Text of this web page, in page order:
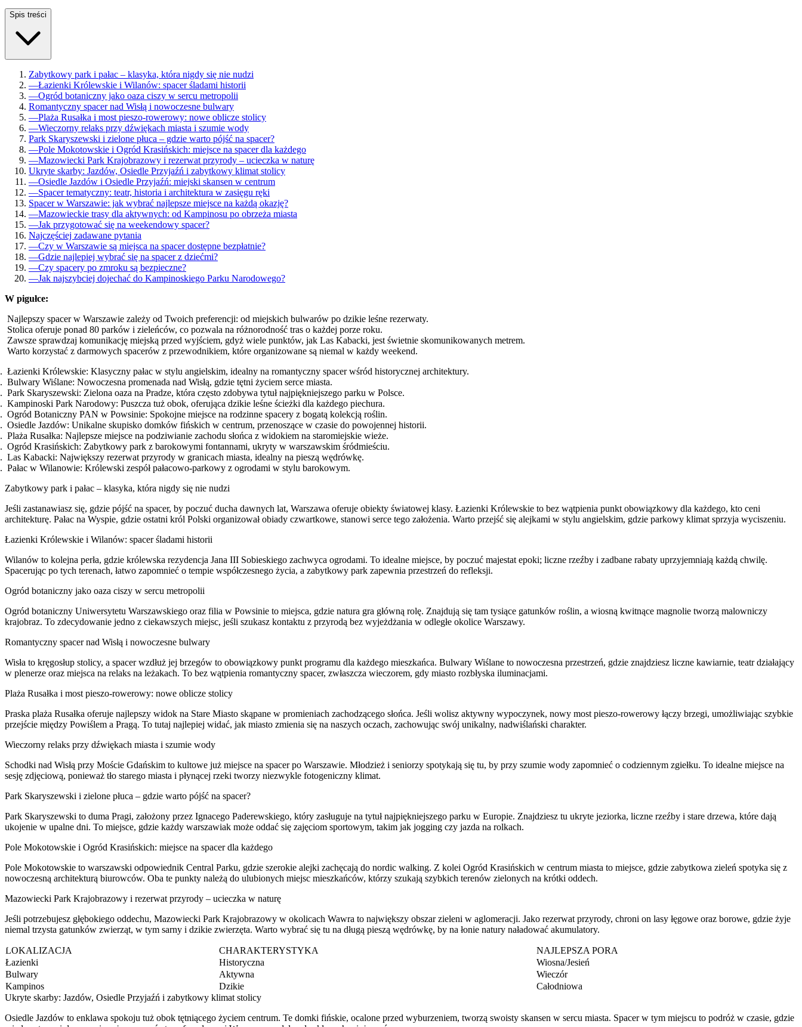
Spis treści
Zabytkowy park i pałac – klasyka, która nigdy się nie nudzi
—Łazienki Królewskie i Wilanów: spacer śladami historii
—Ogród botaniczny jako oaza ciszy w sercu metropolii
Romantyczny spacer nad Wisłą i nowoczesne bulwary
—Plaża Rusałka i most pieszo-rowerowy: nowe oblicze stolicy
—Wieczorny relaks przy dźwiękach miasta i szumie wody
Park Skaryszewski i zielone płuca – gdzie warto pójść na spacer?
—Pole Mokotowskie i Ogród Krasińskich: miejsce na spacer dla każdego
—Mazowiecki Park Krajobrazowy i rezerwat przyrody – ucieczka w naturę
Ukryte skarby: Jazdów, Osiedle Przyjaźń i zabytkowy klimat stolicy
—Osiedle Jazdów i Osiedle Przyjaźń: miejski skansen w centrum
—Spacer tematyczny: teatr, historia i architektura w zasięgu ręki
Spacer w Warszawie: jak wybrać najlepsze miejsce na każdą okazję?
—Mazowieckie trasy dla aktywnych: od Kampinosu po obrzeża miasta
—Jak przygotować się na weekendowy spacer?
Najczęściej zadawane pytania
—Czy w Warszawie są miejsca na spacer dostępne bezpłatnie?
—Gdzie najlepiej wybrać się na spacer z dziećmi?
—Czy spacery po zmroku są bezpieczne?
—Jak najszybciej dojechać do Kampinoskiego Parku Narodowego?
W pigułce:
Najlepszy spacer w Warszawie zależy od Twoich preferencji: od miejskich bulwarów po dzikie leśne rezerwaty.
Stolica oferuje ponad 80 parków i zieleńców, co pozwala na różnorodność tras o każdej porze roku.
Zawsze sprawdzaj komunikację miejską przed wyjściem, gdyż wiele punktów, jak Las Kabacki, jest świetnie skomunikowanych metrem.
Warto korzystać z darmowych spacerów z przewodnikiem, które organizowane są niemal w każdy weekend.
Łazienki Królewskie: Klasyczny pałac w stylu angielskim, idealny na romantyczny spacer wśród historycznej architektury.
Bulwary Wiślane: Nowoczesna promenada nad Wisłą, gdzie tętni życiem serce miasta.
Park Skaryszewski: Zielona oaza na Pradze, która często zdobywa tytuł najpiękniejszego parku w Polsce.
Kampinoski Park Narodowy: Puszcza tuż obok, oferująca dzikie leśne ścieżki dla każdego piechura.
Ogród Botaniczny PAN w Powsinie: Spokojne miejsce na rodzinne spacery z bogatą kolekcją roślin.
Osiedle Jazdów: Unikalne skupisko domków fińskich w centrum, przenoszące w czasie do powojennej historii.
Plaża Rusałka: Najlepsze miejsce na podziwianie zachodu słońca z widokiem na staromiejskie wieże.
Ogród Krasińskich: Zabytkowy park z barokowymi fontannami, ukryty w warszawskim śródmieściu.
Las Kabacki: Największy rezerwat przyrody w granicach miasta, idealny na pieszą wędrówkę.
Pałac w Wilanowie: Królewski zespół pałacowo-parkowy z ogrodami w stylu barokowym.
Zabytkowy park i pałac – klasyka, która nigdy się nie nudzi
Jeśli zastanawiasz się, gdzie pójść na spacer, by poczuć ducha dawnych lat, Warszawa oferuje obiekty światowej klasy. Łazienki Królewskie to bez wątpienia punkt obowiązkowy dla każdego, kto ceni
architekturę. Pałac na Wyspie, gdzie ostatni król Polski organizował obiady czwartkowe, stanowi serce tego założenia. Warto przejść się alejkami w stylu angielskim, gdzie parkowy klimat sprzyja wyciszeniu.
Łazienki Królewskie i Wilanów: spacer śladami historii
Wilanów to kolejna perła, gdzie królewska rezydencja Jana III Sobieskiego zachwyca ogrodami. To idealne miejsce, by poczuć majestat epoki; liczne rzeźby i zadbane rabaty uprzyjemniają każdą chwilę.
Spacerując po tych terenach, łatwo zapomnieć o tempie współczesnego życia, a zabytkowy park zapewnia przestrzeń do refleksji.
Ogród botaniczny jako oaza ciszy w sercu metropolii
Ogród botaniczny Uniwersytetu Warszawskiego oraz filia w Powsinie to miejsca, gdzie natura gra główną rolę. Znajdują się tam tysiące gatunków roślin, a wiosną kwitnące magnolie tworzą malowniczy
krajobraz. To zdecydowanie jedno z ciekawszych miejsc, jeśli szukasz kontaktu z przyrodą bez wyjeżdżania w odległe okolice Warszawy.
Romantyczny spacer nad Wisłą i nowoczesne bulwary
Wisła to kręgosłup stolicy, a spacer wzdłuż jej brzegów to obowiązkowy punkt programu dla każdego mieszkańca. Bulwary Wiślane to nowoczesna przestrzeń, gdzie znajdziesz liczne kawiarnie, teatr działający
w plenerze oraz miejsca na relaks na leżakach. To bez wątpienia romantyczny spacer, zwłaszcza wieczorem, gdy miasto rozbłyska iluminacjami.
Plaża Rusałka i most pieszo-rowerowy: nowe oblicze stolicy
Praska plaża Rusałka oferuje najlepszy widok na Stare Miasto skąpane w promieniach zachodzącego słońca. Jeśli wolisz aktywny wypoczynek, nowy most pieszo-rowerowy łączy brzegi, umożliwiając szybkie
przejście między Powiślem a Pragą. To tutaj najlepiej widać, jak miasto zmienia się na naszych oczach, zachowując swój unikalny, nadwiślański charakter.
Wieczorny relaks przy dźwiękach miasta i szumie wody
Schodki nad Wisłą przy Moście Gdańskim to kultowe już miejsce na spacer po Warszawie. Młodzież i seniorzy spotykają się tu, by przy szumie wody zapomnieć o codziennym zgiełku. To idealne miejsce na
sesję zdjęciową, ponieważ tło starego miasta i płynącej rzeki tworzy niezwykle fotogeniczny klimat.
Park Skaryszewski i zielone płuca – gdzie warto pójść na spacer?
Park Skaryszewski to duma Pragi, założony przez Ignacego Paderewskiego, który zasługuje na tytuł najpiękniejszego parku w Europie. Znajdziesz tu ukryte jeziorka, liczne rzeźby i stare drzewa, które dają
ukojenie w upalne dni. To miejsce, gdzie każdy warszawiak może oddać się zajęciom sportowym, takim jak jogging czy jazda na rolkach.
Pole Mokotowskie i Ogród Krasińskich: miejsce na spacer dla każdego
Pole Mokotowskie to warszawski odpowiednik Central Parku, gdzie szerokie alejki zachęcają do nordic walking. Z kolei Ogród Krasińskich w centrum miasta to miejsce, gdzie zabytkowa zieleń spotyka się z
nowoczesną architekturą biurowców. Oba te punkty należą do ulubionych miejsc mieszkańców, którzy szukają szybkich terenów zielonych na krótki oddech.
Mazowiecki Park Krajobrazowy i rezerwat przyrody – ucieczka w naturę
Jeśli potrzebujesz głębokiego oddechu, Mazowiecki Park Krajobrazowy w okolicach Wawra to największy obszar zieleni w aglomeracji. Jako rezerwat przyrody, chroni on lasy łęgowe oraz borowe, gdzie żyje
niemal trzysta gatunków zwierząt, w tym sarny i dzikie zwierzęta. Warto wybrać się tu na długą pieszą wędrówkę, by na łonie natury naładować akumulatory.
LOKALIZACJA CHARAKTERYSTYKA
NAJLEPSZA PORA
Łazienki
Historyczna
Wiosna/Jesień
Bulwary
Aktywna
Wieczór
Kampinos
Dzikie
Całodniowa
Ukryte skarby: Jazdów, Osiedle Przyjaźń i zabytkowy klimat stolicy
Osiedle Jazdów to enklawa spokoju tuż obok tętniącego życiem centrum. Te domki fińskie, ocalone przed wyburzeniem, tworzą swoisty skansen w sercu miasta. Spacer w tym miejscu to podróż w czasie, gdzie